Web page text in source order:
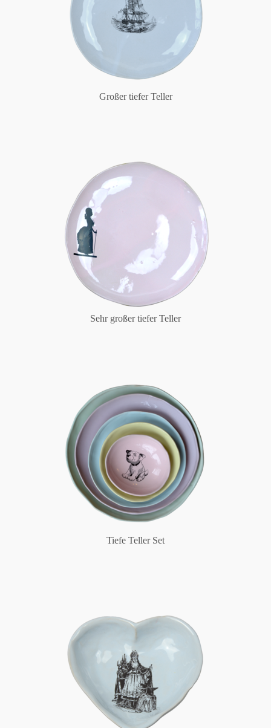
Großer tiefer Teller
Sehr großer tiefer Teller
Tiefe Teller Set